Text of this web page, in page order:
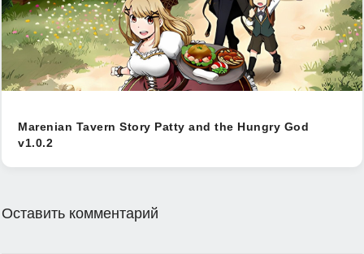
Marenian Tavern Story Patty and the Hungry God
v1.0.2
Оставить комментарий